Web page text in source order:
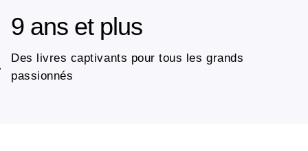
9 ans et plus
Des livres captivants pour tous les grands
passionnés